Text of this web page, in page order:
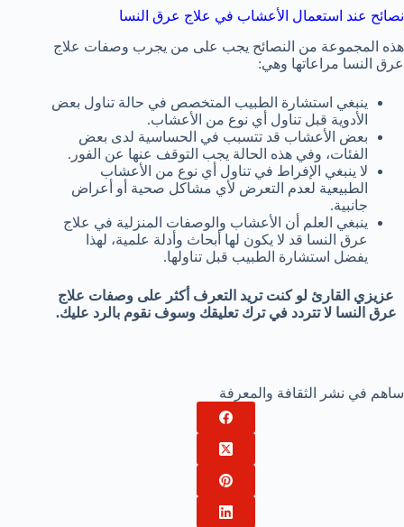
نصائح عند استعمال الأعشاب في علاج عرق النسا
هذه المجموعة من النصائح يجب على من يجرب وصفات علاج
عرق النسا مراعاتها وهي:
ينبغي استشارة الطبيب المتخصص في حالة تناول بعض
الأدوية قبل تناول أي نوع من الأعشاب.
بعض الأعشاب قد تتسبب في الحساسية لدى بعض
الفئات، وفي هذه الحالة يجب التوقف عنها عن الفور.
لا ينبغي الإفراط في تناول أي نوع من الأعشاب
الطبيعية لعدم التعرض لأي مشاكل صحية أو أعراض
جانبية.
ينبغي العلم أن الأعشاب والوصفات المنزلية في علاج
عرق النسا قد لا يكون لها أبحاث وأدلة علمية، لهذا
يفضل استشارة الطبيب قبل تناولها.
عزيزي القارئ لو كنت تريد التعرف أكثر على وصفات علاج
عرق النسا لا تتردد في ترك تعليقك وسوف نقوم بالرد عليك.
ساهم في نشر الثقافة والمعرفة